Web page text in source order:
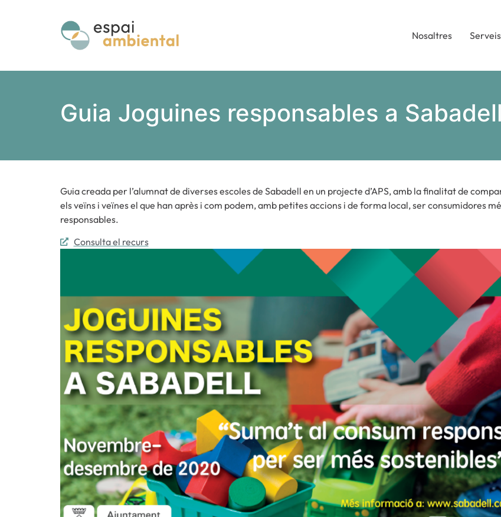
Nosaltres Serveis
Guia Joguines responsables a Sabadell
Guia creada per l’alumnat de diverses escoles de Sabadell en un projecte d’APS, amb la finalitat de
els veïns i veïnes el que han après i com podem, amb petites accions i de forma local, ser consumidores
responsables.
Consulta el recurs